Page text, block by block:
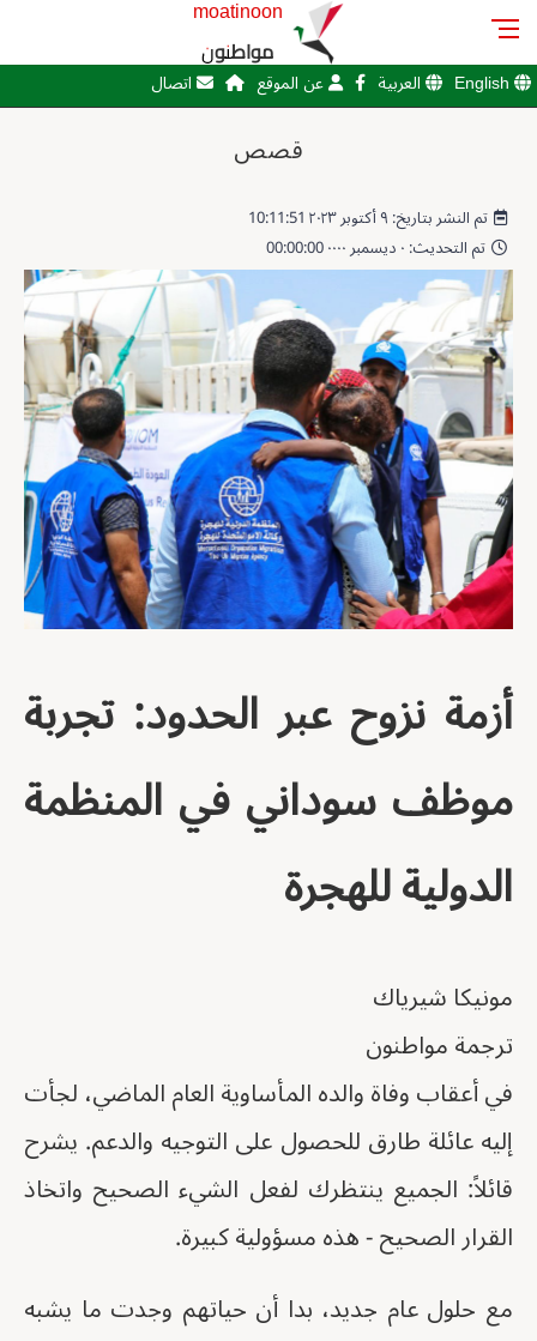
moatinoon
مواطنون
English العربية عن الموقع اتصال
قصص
تم النشر بتاريخ: ٩ أكتوبر ٢٠٢٣ 10:11:51
تم التحديث: ٠ ديسمبر ٠٠٠٠ 00:00:00
أزمة نزوح عبر الحدود: تجربة
موظف سوداني في المنظمة
الدولية للهجرة
مونيكا شيرياك
ترجمة مواطنون
في أعقاب وفاة والده المأساوية العام الماضي، لجأت
إليه عائلة طارق للحصول على التوجيه والدعم. يشرح
قائلاً: الجميع ينتظرك لفعل الشيء الصحيح واتخاذ
القرار الصحيح - هذه مسؤولية كبيرة.
مع حلول عام جديد، بدا أن حياتهم وجدت ما يشبه